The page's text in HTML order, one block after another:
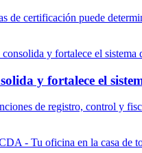
de certificación puede
y fortalece el
de registro, control y